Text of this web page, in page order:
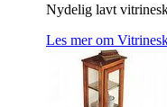
Nydelig lavt
Les mer om